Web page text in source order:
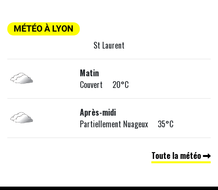
MÉTÉO À LYON
St Laurent
Matin
Couvert 20°C
Après-midi
Partiellement Nuageux 35°C
Toute la météo